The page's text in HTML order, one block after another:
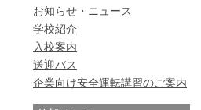
お知らせ・ニュース
学校紹介
入校案内
送迎バス
企業向け安全運転講習のご案内